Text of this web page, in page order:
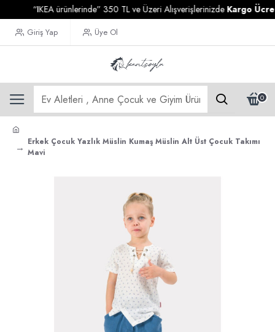
“IKEA ürünlerinde” 350 TL ve Üzeri AlışverişlerinizdeKargo Ücretsiz
Giriş Yap Üye Ol
0
Erkek Çocuk Yazlık Müslin Kumaş Müslin Alt Üst Çocuk Takımı
Mavi